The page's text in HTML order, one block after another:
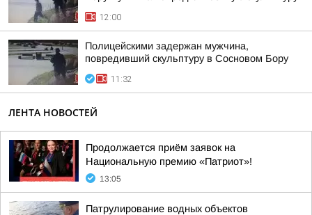
12:00
Полицейскими задержан мужчина,
повредивший скульптуру в Сосновом Бору
11:32
ЛЕНТА НОВОСТЕЙ
Продолжается приём заявок на
Национальную премию «Патриот»!
13:05
Патрулирование водных объектов